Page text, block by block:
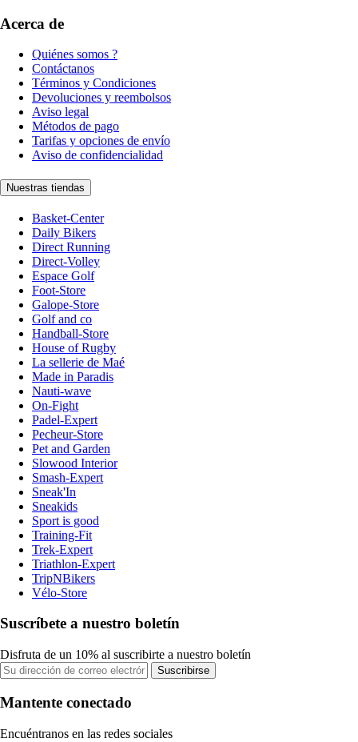
Acerca de
Quiénes somos ?
Contáctanos
Términos y Condiciones
Devoluciones y reembolsos
Aviso legal
Métodos de pago
Tarifas y opciones de envío
Aviso de confidencialidad
Nuestras tiendas
Basket-Center
Daily Bikers
Direct Running
Direct-Volley
Espace Golf
Foot-Store
Galope-Store
Golf and co
Handball-Store
House of Rugby
La sellerie de Maé
Made in Paradis
Nauti-wave
On-Fight
Padel-Expert
Pecheur-Store
Pet and Garden
Slowood Interior
Smash-Expert
Sneak'In
Sneakids
Sport is good
Training-Fit
Trek-Expert
Triathlon-Expert
TripNBikers
Vélo-Store
Suscríbete a nuestro boletín
Disfruta de un 10% al suscribirte a nuestro boletín
Suscribirse
Mantente conectado
Encuéntranos en las redes sociales